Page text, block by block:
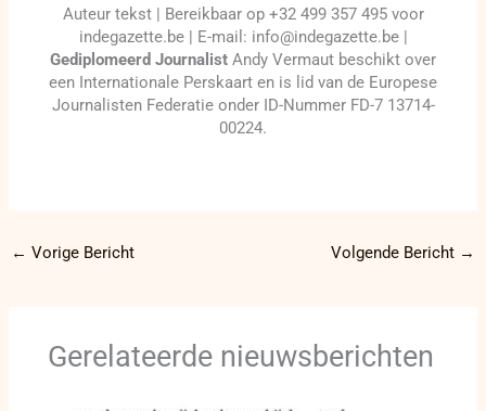
Auteur tekst | Bereikbaar op +32 499 357 495 voor
indegazette.be | E-mail: info@indegazette.be |
Gediplomeerd Journalist Andy Vermaut beschikt over
een Internationale Perskaart en is lid van de Europese
Journalisten Federatie onder ID-Nummer FD-7 13714-
00224.
← Vorige Bericht Volgende Bericht →
Gerelateerde nieuwsberichten